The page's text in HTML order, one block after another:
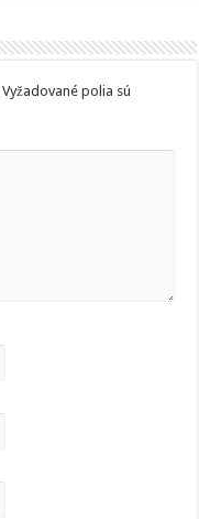
Vyžadované polia sú